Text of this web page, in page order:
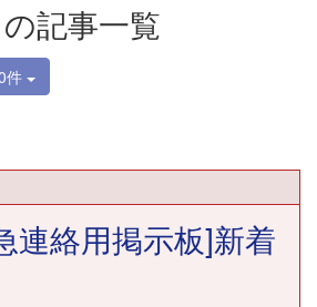
記事一覧
件
連絡用掲示板]新着